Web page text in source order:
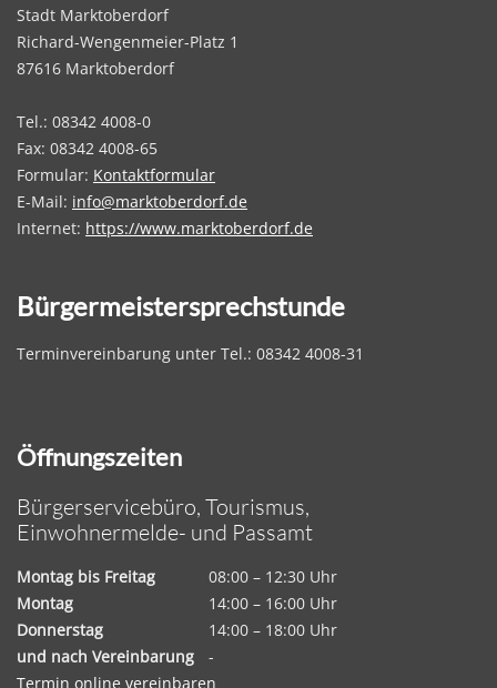
Stadt Marktoberdorf
Richard-Wengenmeier-Platz 1
87616 Marktoberdorf
Tel.: 08342 4008-0
Fax: 08342 4008-65
Formular: Kontaktformular
E-Mail: info@marktoberdorf.de
Internet: https://www.marktoberdorf.de
Bürgermeistersprechstunde
Terminvereinbarung unter Tel.: 08342 4008-31
Öffnungszeiten
Bürgerservicebüro, Tourismus,
Einwohnermelde- und Passamt
Montag bis Freitag
08:00 – 12:30 Uhr
Montag
14:00 – 16:00 Uhr
Donnerstag
14:00 – 18:00 Uhr
und nach Vereinbarung
-
Termin online vereinbaren